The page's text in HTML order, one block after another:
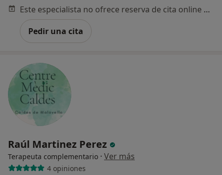
Este especialista no ofrece reserva de cita online en esta dirección.
Pedir una cita
Raúl Martinez Perez
Terapeuta complementario · Ver más
4 opiniones